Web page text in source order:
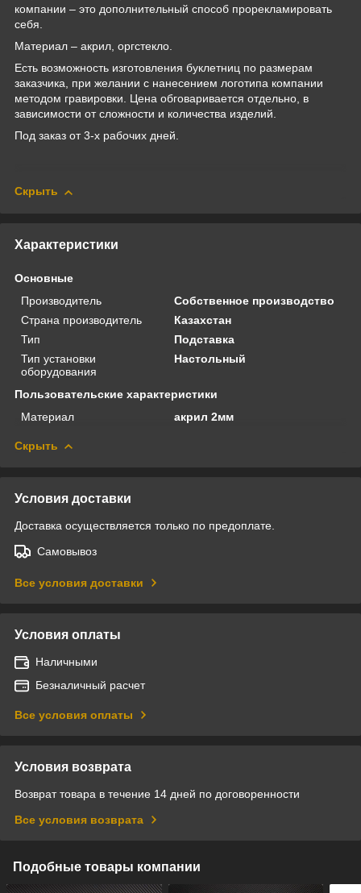
компании – это дополнительный способ прорекламировать
себя.
Материал – акрил, оргстекло.
Есть возможность изготовления буклетниц по размерам
заказчика, при желании с нанесением логотипа компании
методом гравировки. Цена обговаривается отдельно, в
зависимости от сложности и количества изделий.
Под заказ от 3-х рабочих дней.
Скрыть
Характеристики
Основные
Производитель
Собственное производство
Страна производитель
Казахстан
Тип
Подставка
Тип установки
оборудования
Настольный
Пользовательские характеристики
Материал
акрил 2мм
Скрыть
Условия доставки
Доставка осуществляется только по предоплате.
Самовывоз
Все условия доставки
Условия оплаты
Наличными
Безналичный расчет
Все условия оплаты
Условия возврата
Возврат товара в течение 14 дней по договоренности
Все условия возврата
Подобные товары компании